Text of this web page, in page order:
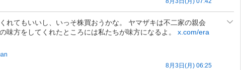
れてもいいし、いっそ株買おうかな。 ヤマザキは不二家の親会
味方をしてくれたところには私たちが味方になるよ。 x.com/era
8月3日(月) 06:25